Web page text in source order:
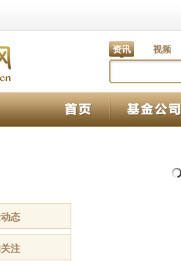
资讯 视频
态
注